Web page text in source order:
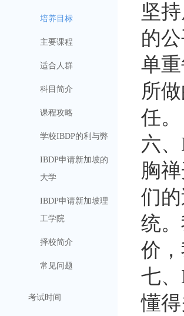
培养目标
主要课程
适合人群
科目简介
课程攻略
学校IBDP的利与弊
IBDP申请新加坡的
大学
IBDP申请新加坡理
工学院
择校简介
常见问题
考试时间
坚
的
单
所
任。
六
胸
们
统
价
七
懂